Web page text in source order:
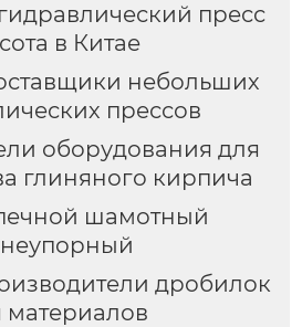
пресс
в Китае
небольших
прессов
оборудования для
глиняного кирпича
шамотный
дробилок
материалов